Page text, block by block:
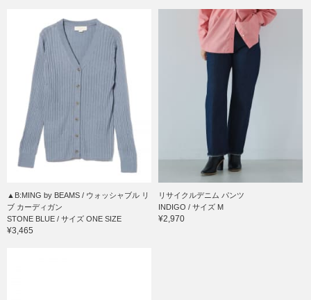
▲B:MING by BEAMS / ウォッシャブル リ
ブ カーディガン
STONE BLUE / サイズ ONE SIZE
¥3,465
リサイクルデニム パンツ
INDIGO / サイズ M
¥2,970